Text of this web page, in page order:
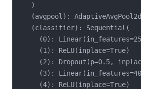
)
(avgpool):
(classifier): Sequential(
(0):
(1): ReLU(inplace=True)
(2): Dropout(p=0.5,
(3):
(4): ReLU(inplace=True)